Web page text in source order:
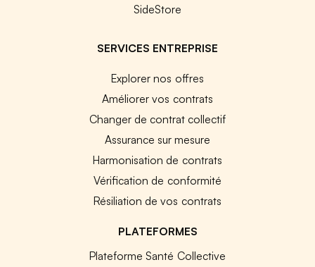
SideStore
SERVICES ENTREPRISE
Explorer nos offres
Améliorer vos contrats
Changer de contrat collectif
Assurance sur mesure
Harmonisation de contrats
Vérification de conformité
Résiliation de vos contrats
PLATEFORMES
Plateforme Santé Collective